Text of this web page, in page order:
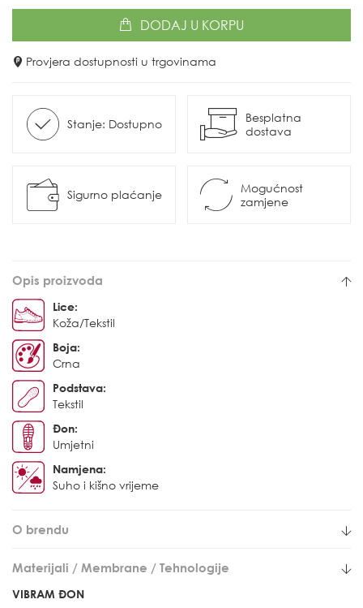
DODAJ U KORPU
Provjera dostupnosti u trgovinama
Stanje: Dostupno
Besplatna
dostava
Sigurno plaćanje
Mogućnost
zamjene
Opis proizvoda
Lice:
Koža/Tekstil
Boja:
Crna
Podstava:
Tekstil
Đon:
Umjetni
Namjena:
Suho i kišno vrijeme
O brendu
Materijali / Membrane / Tehnologije
VIBRAM ĐON